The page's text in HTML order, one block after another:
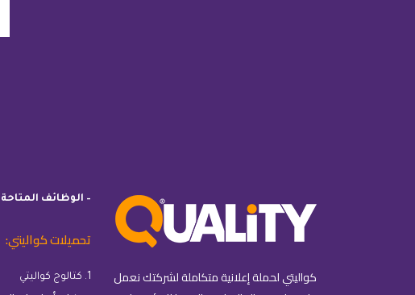
كواليتي لحملة إعلانية متكاملة لشركتك نعمل
– الوظائف المتاحة
تحميلات كواليتي:
1. كتالوج كواليتي